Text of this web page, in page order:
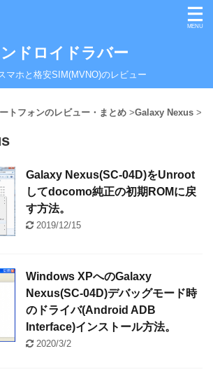
ドロイドラバー
マホと格安SIM(MVNO)のレビュー
トフォンのレビュー・まとめ >Galaxy Nexus >
Galaxy Nexus(SC-04D)をUnroot
してdocomo純正の初期ROMに戻
す方法。
2019/12/15
Windows XPへのGalaxy
Nexus(SC-04D)デバッグモード時
のドライバ(Android ADB
Interface)インストール方法。
2020/3/2